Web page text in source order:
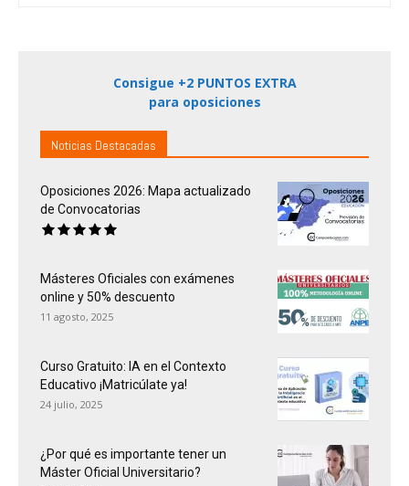
Consigue +2 PUNTOS EXTRA
para oposiciones
Noticias Destacadas
Oposiciones 2026: Mapa actualizado
de Convocatorias
Másteres Oficiales con exámenes
online y 50% descuento
11 agosto, 2025
Curso Gratuito: IA en el Contexto
Educativo ¡Matricúlate ya!
24 julio, 2025
¿Por qué es importante tener un
Máster Oficial Universitario?